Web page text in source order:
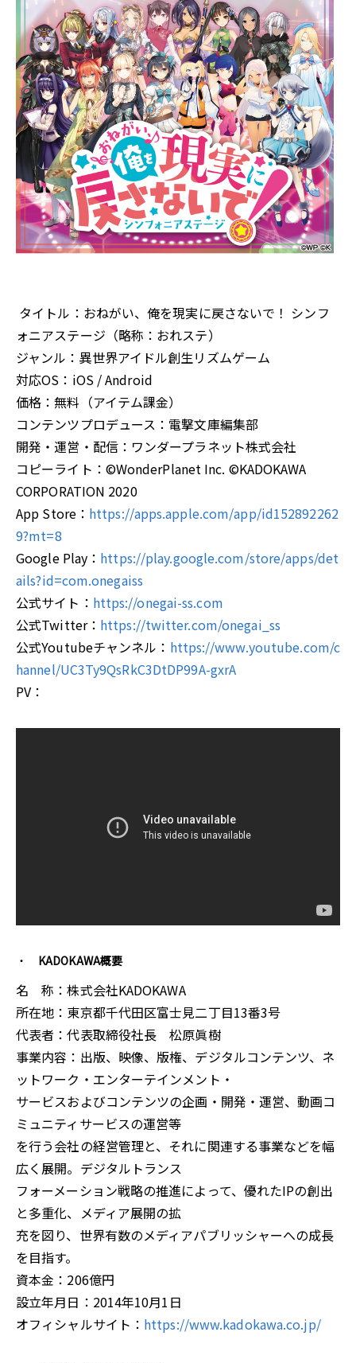
タイトル：おねがい、俺を現実に戻さないで！ シンフ
ォニアステージ（略称：おれステ）
ジャンル：異世界アイドル創生リズムゲーム
対応OS：iOS / Android
価格：無料（アイテム課金）
コンテンツプロデュース：電撃文庫編集部
開発・運営・配信：ワンダープラネット株式会社
コピーライト：©WonderPlanet Inc. ©KADOKAWA
CORPORATION 2020
App Store： https://apps.apple.com/app/id152892262
9?mt=8
Google Play： https://play.google.com/store/apps/det
ails?id=com.onegaiss
公式サイト： https://onegai-ss.com
公式Twitter： https://twitter.com/onegai_ss
公式Youtubeチャンネル： https://www.youtube.com/c
hannel/UC3Ty9QsRkC3DtDP99A-gxrA
PV：
KADOKAWA概要
名 称：株式会社KADOKAWA
所在地：東京都千代田区富士見二丁目13番3号
代表者：代表取締役社長 松原眞樹
事業内容：出版、映像、版権、デジタルコンテンツ、ネ
ットワーク・エンターテインメント・
サービスおよびコンテンツの企画・開発・運営、動画コ
ミュニティサービスの運営等
を行う会社の経営管理と、それに関連する事業などを幅
広く展開。デジタルトランス
フォーメーション戦略の推進によって、優れたIPの創出
と多重化、メディア展開の拡
充を図り、世界有数のメディアパブリッシャーへの成長
を目指す。
資本金：206億円
設立年月日：2014年10月1日
オフィシャルサイト： https://www.kadokawa.co.jp/